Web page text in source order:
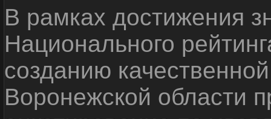
В рамках достижения
Национального
созданию
Воронежской области